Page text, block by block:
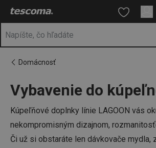
Nachádzate sa na stránke Kúpelňa –
Prejsť na hlavný obsah
Prejsť na vyhľadávanie
Prejsť na navigáciu
Domácnosť
Vybavenie do
Kúpeľňové doplnky línie LAGOON vás
nekompromisným dizajnom,
Či už si obstaráte len dávkovače mydla,